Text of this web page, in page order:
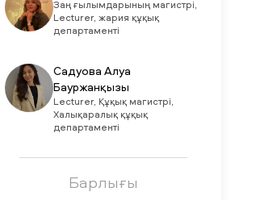
Заң ғылымдарының магистрі,
Lecturer, жария құқық
департаменті
Садуова Алуа
Бауржанқызы
Lecturer, Құқық магистрі,
Халықаралық құқық
департаменті
Барлығы